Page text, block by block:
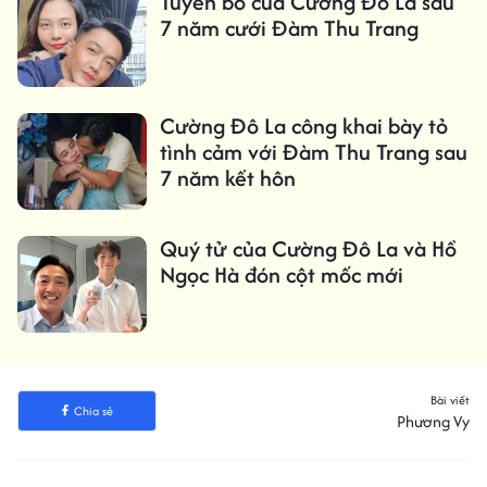
7 năm cưới Đàm Thu Trang
Cường Đô La công khai bày tỏ
tình cảm với Đàm Thu Trang sau
7 năm kết hôn
Quý tử của Cường Đô La và Hồ
Ngọc Hà đón cột mốc mới
Chia sẻ
Bài viết
Phương Vy